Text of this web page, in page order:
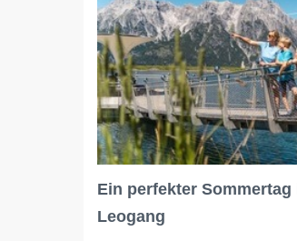
Ein perfekter Sommertag
Leogang